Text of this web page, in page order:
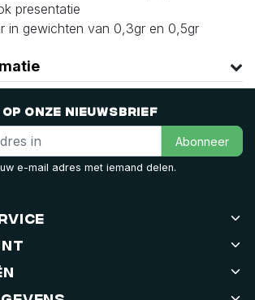
presentatie
in gewichten van 0,3gr en 0,5gr
onze nieuwsbrief
Abonneer
e-mail adres met iemand delen.